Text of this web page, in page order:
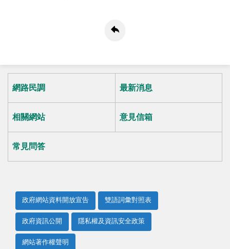
網路民調 最新消息
相關網站 意見信箱
常見問答
政府網站資料開放宣告 雙語詞彙對照表
政府資訊公開 隱私權及資訊安全政策
網站著作權聲明